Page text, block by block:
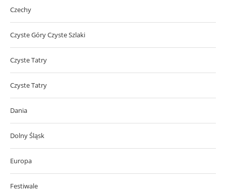
Czechy
Czyste Góry Czyste Szlaki
Czyste Tatry
Czyste Tatry
Dania
Dolny Śląsk
Europa
Festiwale